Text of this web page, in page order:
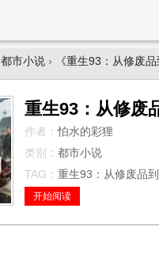
都市小说 › 《重生93：从修废品
重生93：从修废
作者：怕水的彩狸
类别： 都市小说
TAG： 重生93：从修废品
开始阅读